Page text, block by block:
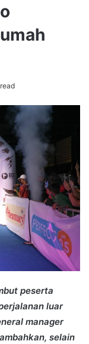
peserta
luar
manager
selain